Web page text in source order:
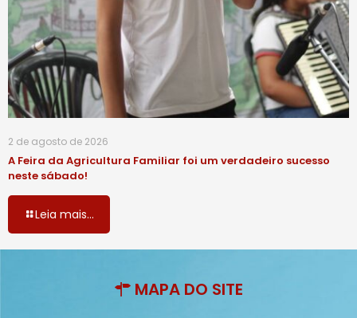
2 de agosto de 2026
A Feira da Agricultura Familiar foi um verdadeiro sucesso
neste sábado!
Leia mais...
MAPA DO SITE